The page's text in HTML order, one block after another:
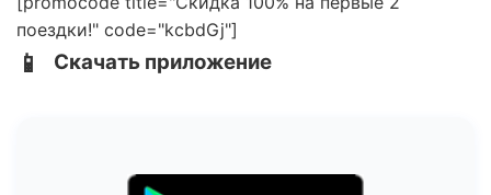
поездки!" code="kcbdGj"]
📱 Скачать приложение